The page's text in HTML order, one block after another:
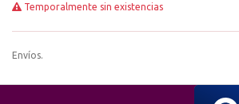
Temporalmente sin existencias
Envíos.